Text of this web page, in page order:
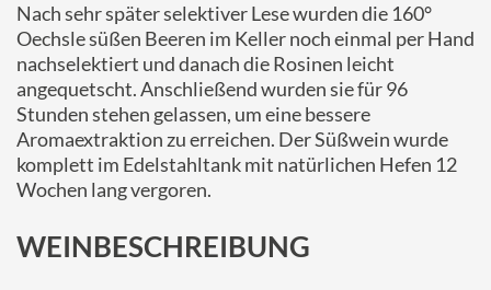
Nach sehr später selektiver Lese wurden die 160°
Oechsle süßen Beeren im Keller noch einmal per Hand
nachselektiert und danach die Rosinen leicht
angequetscht. Anschließend wurden sie für 96
Stunden stehen gelassen, um eine bessere
Aromaextraktion zu erreichen. Der Süßwein wurde
komplett im Edelstahltank mit natürlichen Hefen 12
Wochen lang vergoren.
WEINBESCHREIBUNG